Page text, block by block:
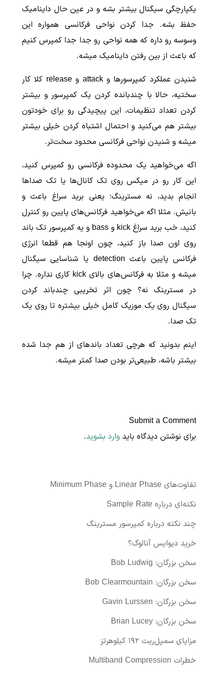
یکپارچگی سیگنال بیشتر بشه و در عین حال داینامیک
حفظ بشه. جدا کردن نواحی فرکانسی همواره این
وسوسه رو داره که همه نواحی رو جدا جدا کمپرس کنیم
که باعث از بین رفتن داینامیک میشه.
شنیدن عملکرد کمپرسورها و attack و release کلا کار
سختیه، حالا با چندبانده کردن یک کمپرسور و بیشتر
کردن تعداد تنظیمات، این پیچیدگی رو برای خودتون
بیشتر هم می‌کنید و احتمال اشتباه کردن خیلی بیشتر
میشه و شنیدن نواحی فرکانسی محدود سخت‌تر.
اگه می‌خواهید یک محدوده فرکانسی رو کمپرس کنید،
این کار رو در میکس روی تک کانال‌ها یا تک صداها
انجام بدید، نه مسترینگ؛ یعنی برید سراغ باعث و
بانیش. مثلا اگه می‌خواهید فرکانس‌های پایین رو کنترل
کنید، خب برید سراغ kick و bass و یه کمپرسور تک باند
روی اون صدا باز کنید، چون اونجا هم قطعا انرژی
فرکانس پایین باعث detection یا شناسایی سیگنال
میشه و مثلا به فرکانس‌های بالای kick کاری نداره. چرا
در مسترینگ نه؟ چون اثر تخریبی چندباند کردن
سیگنال روی یک موزیک کامل خیلی بیشتره تا روی یک
تک صدا.
اینم بدونید که هرچی تعداد باندهای از هم جدا شده
بیشتر باشه، طبیعی‌تر بودن صدا کمتر میشه.
Submit a Comment
برای نوشتن دیدگاه باید وارد بشوید.
تفاوت‌های Linear Phase و Minimum Phase
نکته‌ای درباره Sample Rate
چند نکته درباره کمپرسور مسترینگ
خرید دیوایس آنالوگ؟
سخن بزرگان: Bob Ludwig
سخن بزرگان: Bob Clearmountain
سخن بزرگان: Gavin Lurssen
سخن بزرگان: Brian Lucey
مزایای سمپل‌ریت ۱۹۲ کیلوهرتز
خطرات Multiband Compression